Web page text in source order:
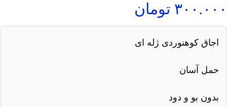
۳۰۰.۰۰۰ تومان
اجاق کوهنوردی ژله ای
حمل آسان
بدون بو و دود